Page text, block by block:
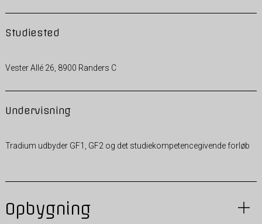
Studiested
Vester Allé 26, 8900 Randers C
Undervisning
Tradium udbyder GF1, GF2 og det studiekompetencegivende forløb
Opbygning